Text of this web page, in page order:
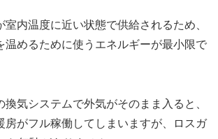
室内温度に近い状態で供給されるため、
温めるために使うエネルギーが最小限で
換気システムで外気がそのまま入ると、
房がフル稼働してしまいますが、ロスガ